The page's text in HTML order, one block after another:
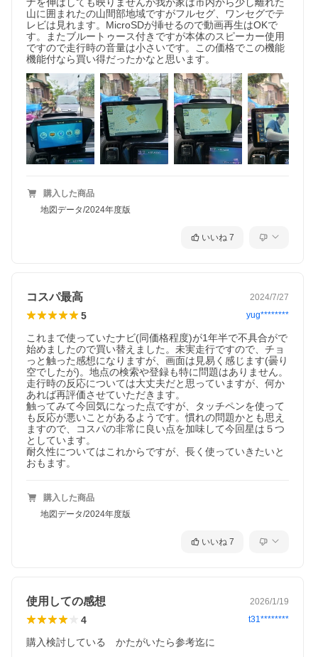
ナを伸ばしても映りませんが我が家は市内から少し離れた
山に囲まれたの山間部地域ですがフルセグ、ワンセグでテ
レビは見れます。MicroSDが挿せるので動画再生はOKで
す。またブルートゥース付きですが本体のスピーカー使用
ですので走行時の音量は小さいです。この価格でこの機能
機能付なら買い得だったかなと思います。
購入した商品
地図データ/2024年度版
いいね 7
コスパ最高 2024/7/27
5 yug********
これまで使っていたナビ(同価格程度)が1年半で不具合がで
始めましたので買い替えました。未実走行ですので、チョ
っと触った感想になりますが、画面は見易く感じます(曇り
空でしたが)。地点の検索や登録も特に問題はありません。
走行時の反応については大丈夫だと思っていますが、何か
あれば再評価させていただきます。
触ってみて今回気になった点ですが、タッチペンを使って
も反応が悪いことがあるようです。慣れの問題かとも思え
ますので、コスパの非常に良い点を加味して今回星は５つ
としています。
耐久性についてはこれからですが、長く使っていきたいと
おもます。
購入した商品
地図データ/2024年度版
いいね 7
使用しての感想 2026/1/19
4 t31********
購入検討している　かたがいたら参考迄に